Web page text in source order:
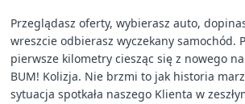
Przeglądasz oferty, wybierasz auto,
wreszcie odbierasz wyczekany samochód.
pierwsze kilometry ciesząc się z nowego
BUM! Kolizja. Nie brzmi to jak historia
sytuacja spotkała naszego Klienta w